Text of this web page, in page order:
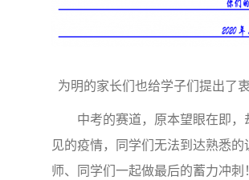
为明的家长们也给学子们提出了
中考的赛道，原本望眼在即，
见的疫情，同学们无法到达熟悉
师、同学们一起做最后的蓄力冲刺